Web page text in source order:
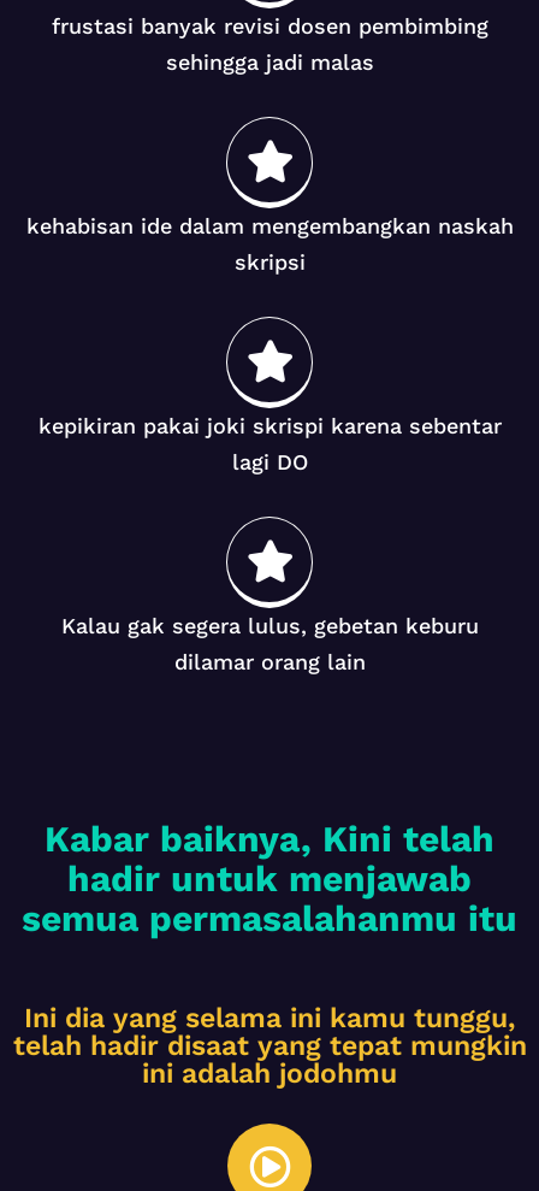
frustasi banyak revisi dosen pembimbing
sehingga jadi malas
kehabisan ide dalam mengembangkan naskah
skripsi
kepikiran pakai joki skrispi karena sebentar
lagi DO
Kalau gak segera lulus, gebetan keburu
dilamar orang lain
Kabar baiknya, Kini telah
hadir untuk menjawab
semua permasalahanmu itu
Ini dia yang selama ini kamu tunggu,
telah hadir disaat yang tepat mungkin
ini adalah jodohmu